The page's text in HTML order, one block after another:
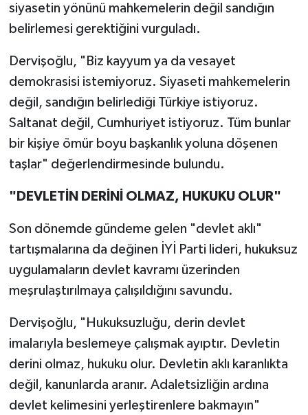
siyasetin yönünü mahkemelerin değil sandığın
belirlemesi gerektiğini vurguladı.
Dervişoğlu, "Biz kayyum ya da vesayet
demokrasisi istemiyoruz. Siyaseti mahkemelerin
değil, sandığın belirlediği Türkiye istiyoruz.
Saltanat değil, Cumhuriyet istiyoruz. Tüm bunlar
bir kişiye ömür boyu başkanlık yoluna döşenen
taşlar" değerlendirmesinde bulundu.
"DEVLETİN DERİNİ OLMAZ, HUKUKU OLUR"
Son dönemde gündeme gelen "devlet aklı"
tartışmalarına da değinen İYİ Parti lideri, hukuksuz
uygulamaların devlet kavramı üzerinden
meşrulaştırılmaya çalışıldığını savundu.
Dervişoğlu, "Hukuksuzluğu, derin devlet
imalarıyla beslemeye çalışmak ayıptır. Devletin
derini olmaz, hukuku olur. Devletin aklı karanlıkta
değil, kanunlarda aranır. Adaletsizliğin ardına
devlet kelimesini yerleştirenlere bakmayın"